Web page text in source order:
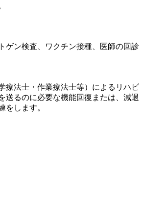
ゲン検査、ワクチン接種、医師の回診
療法士・作業療法士等）によるリハビ
送るのに必要な機能回復または、減退
をします。